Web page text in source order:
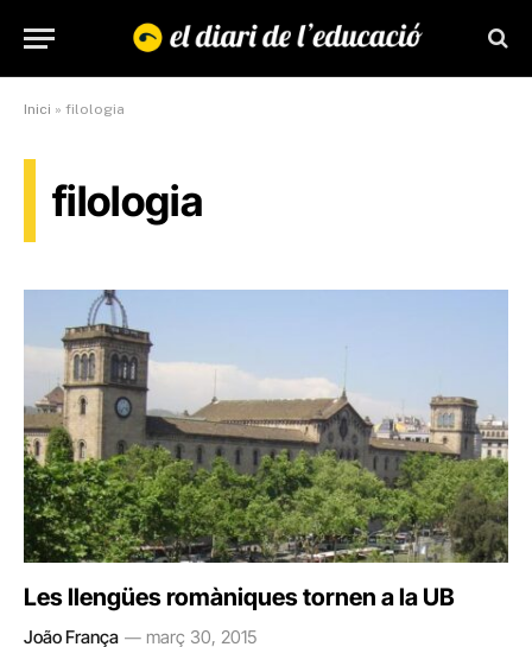
Inici » filologia
filologia
Les llengües romàniques tornen a la UB
João França març 30, 2015